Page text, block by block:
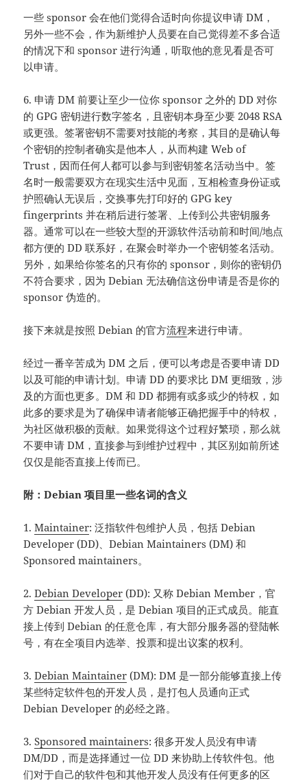
一些 sponsor 会在他们觉得合适时向你提议申请 DM，
另外一些不会，作为新维护人员要在自己觉得差不多合适
的情况下和 sponsor 进行沟通，听取他的意见看是否可
以申请。
6. 申请 DM 前要让至少一位你 sponsor 之外的 DD 对你
的 GPG 密钥进行数字签名，且密钥本身至少要 2048 RSA
或更强。签署密钥不需要对技能的考察，其目的是确认每
个密钥的控制者确实是他本人，从而构建 Web of
Trust，因而任何人都可以参与到密钥签名活动当中。签
名时一般需要双方在现实生活中见面，互相检查身份证或
护照确认无误后，交换事先打印好的 GPG key
fingerprints 并在稍后进行签署、上传到公共密钥服务
器。通常可以在一些较大型的开源软件活动前和时间/地点
都方便的 DD 联系好，在聚会时举办一个密钥签名活动。
另外，如果给你签名的只有你的 sponsor，则你的密钥仍
不符合要求，因为 Debian 无法确信这份申请是否是你的
sponsor 伪造的。
接下来就是按照 Debian 的官方流程来进行申请。
经过一番辛苦成为 DM 之后，便可以考虑是否要申请 DD
以及可能的申请计划。申请 DD 的要求比 DM 更细致，涉
及的方面也更多。DM 和 DD 都拥有或多或少的特权，如
此多的要求是为了确保申请者能够正确把握手中的特权，
为社区做积极的贡献。如果觉得这个过程好繁琐，那么就
不要申请 DM，直接参与到维护过程中，其区别如前所述
仅仅是能否直接上传而已。
附：Debian 项目里一些名词的含义
1.Maintainer: 泛指软件包维护人员，包括 Debian
Developer (DD)、Debian Maintainers (DM) 和
Sponsored maintainers。
2.Debian Developer (DD): 又称 Debian Member，官
方 Debian 开发人员，是 Debian 项目的正式成员。能直
接上传到 Debian 的任意仓库，有大部分服务器的登陆帐
号，有在全项目内选举、投票和提出议案的权利。
3.Debian Maintainer (DM): DM 是一部分能够直接上传
某些特定软件包的开发人员，是打包人员通向正式
Debian Developer 的必经之路。
3.Sponsored maintainers: 很多开发人员没有申请
DM/DD，而是选择通过一位 DD 来协助上传软件包。他
们对于自己的软件包和其他开发人员没有任何更多的区